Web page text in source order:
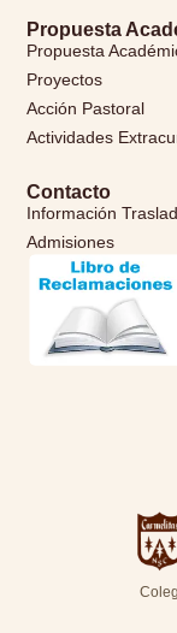
Propuesta
Propuesta
Proyectos
Acción Pastoral
Actividades
Contacto
Información
Admisiones